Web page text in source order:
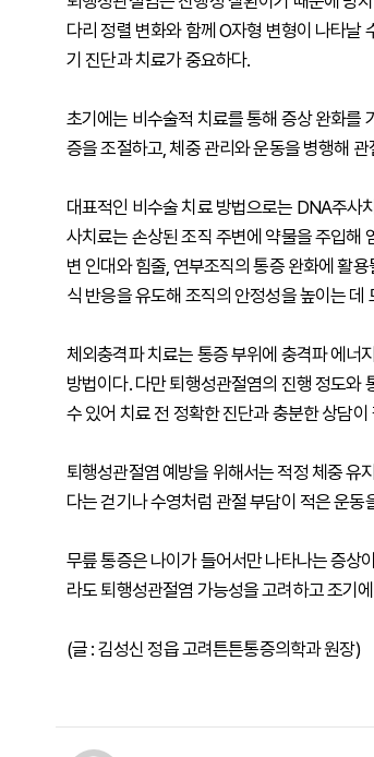
다리 정렬 변화와 함께 O자형 변형이 나타날
기 진단과 치료가 중요하다.
초기에는 비수술적 치료를 통해 증상 완화를
증을 조절하고, 체중 관리와 운동을 병행해
대표적인 비수술 치료 방법으로는 DNA주사
사치료는 손상된 조직 주변에 약물을 주입해
변 인대와 힘줄, 연부조직의 통증 완화에 활
식 반응을 유도해 조직의 안정성을 높이는 데
체외충격파 치료는 통증 부위에 충격파 에너
방법이다. 다만 퇴행성관절염의 진행 정도와
수 있어 치료 전 정확한 진단과 충분한 상담이
퇴행성관절염 예방을 위해서는 적정 체중 유
다는 걷기나 수영처럼 관절 부담이 적은 운
무릎 통증은 나이가 들어서만 나타나는 증상
라도 퇴행성관절염 가능성을 고려하고 조기
(글 : 김성신 정읍 고려튼튼통증의학과 원장)